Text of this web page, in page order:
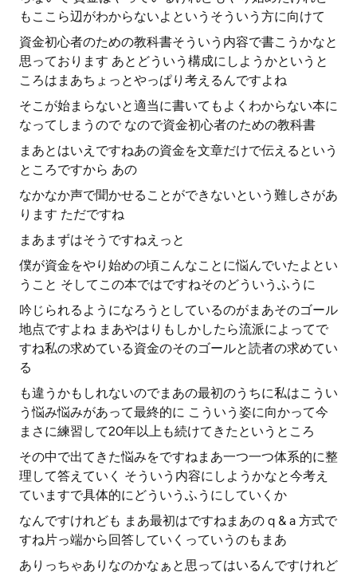
もここら辺がわからないよというそういう方に向けて
資金初心者のための教科書そういう内容で書こうかなと
思っております あとどういう構成にしようかというと
ころはまあちょっとやっぱり考えるんですよね
そこが始まらないと適当に書いてもよくわからない本に
なってしまうので なので資金初心者のための教科書
まあとはいえですねあの資金を文章だけで伝えるという
ところですから あの
なかなか声で聞かせることができないという難しさがあ
ります ただですね
まあまずはそうですねえっと
僕が資金をやり始めの頃こんなことに悩んでいたよとい
うこと そしてこの本ではですねそのどういうふうに
吟じられるようになろうとしているのがまあそのゴール
地点ですよね まあやはりもしかしたら流派によってで
すね私の求めている資金のそのゴールと読者の求めてい
る
も違うかもしれないのでまあの最初のうちに私はこうい
う悩み悩みがあって最終的に こういう姿に向かって今
まさに練習して20年以上も続けてきたというところ
その中で出てきた悩みをですねまあ一つ一つ体系的に整
理して答えていく そういう内容にしようかなと今考え
ていますで具体的にどういうふうにしていくか
なんですけれども まあ最初はですねまあの q & a 方式で
すね片っ端から回答していくっていうのもまあ
ありっちゃありなのかなぁと思ってはいるんですけれど